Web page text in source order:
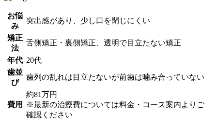
お悩
み
突出感があり、少し口を閉じにくい
矯正
法
舌側矯正・裏側矯正、透明で目立たない矯正
年代 20代
歯並
び
歯列の乱れは目立たないが前歯は噛み合っていない
費用
約81万円
※最新の治療費については料金・コース案内よりご
確認ください